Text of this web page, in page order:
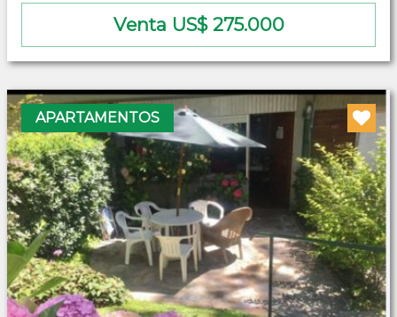
Venta US$ 275.000
APARTAMENTOS